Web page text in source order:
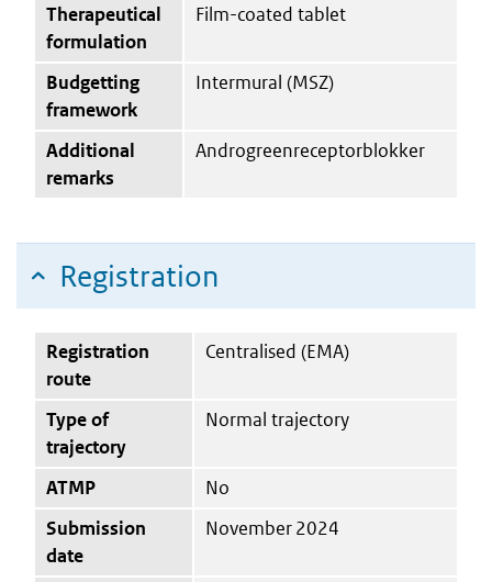
Therapeutical
formulation
Film-coated tablet
Budgetting
framework
Intermural (MSZ)
Additional
remarks
Androgreenreceptorblokker
Registration
Registration
route
Centralised (EMA)
Type of
trajectory
Normal trajectory
ATMP
No
Submission
date
November 2024